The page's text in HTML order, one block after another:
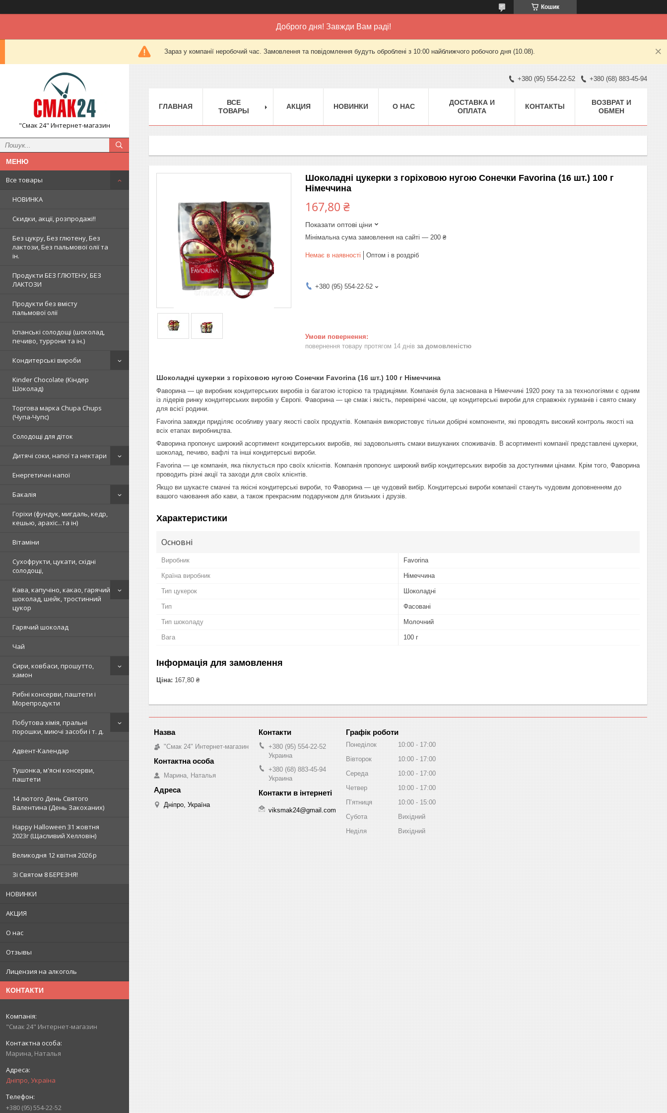
Кошик
Доброго дня! Завжди Вам раді!
Зараз у компанії неробочий час. Замовлення та повідомлення будуть оброблені з 10:00 найближчого робочого дня (10.08).
"Смак 24" Интернет-магазин
Все товары
НОВИНКА
Скидки, акції, розпродажі!!
Без цукру, Без глютену, Без
лактози, Без пальмової олії та
ін.
Продукти БЕЗ ГЛЮТЕНУ, БЕЗ
ЛАКТОЗИ
Продукти без вмісту
пальмової олії
Іспанські солодощі (шоколад,
печиво, туррони та ін.)
Кондитерські вироби
Kinder Chocolate (Кіндер
Шоколад)
Торгова марка Chupa Chups
(Чупа-Чупс)
Солодощі для діток
Дитячі соки, напої та нектари
Енергетичні напої
Бакалія
Горіхи (фундук, мигдаль, кедр,
кешью, арахіс...та ін)
Вітаміни
Сухофрукти, цукати, східні
солодощі,
Кава, капучіно, какао, гарячий
шоколад, шейк, тростинний
цукор
Гарячий шоколад
Чай
Сири, ковбаси, прошутто,
хамон
Рибні консерви, паштети і
Морепродукти
Побутова хімія, пральні
порошки, миючі засоби і т. д.
Адвент-Календар
Тушонка, м'ясні консерви,
паштети
14 лютого День Святого
Валентина (День Закоханих)
Happy Halloween 31 жовтня
2023г (Щасливий Хелловін)
Великодня 12 квітня 2026 р
Зi Святом 8 БЕРЕЗНЯ!
НОВИНКИ
АКЦИЯ
О нас
Отзывы
Лицензия на алкоголь
КОНТАКТИ
"Смак 24" Интернет-магазин
Марина, Наталья
Дніпро, Україна
+380 (95) 554-22-52
+380 (95) 554-22-52 +380 (68) 883-45-94
ГЛАВНАЯ
ВСЕ
ТОВАРЫ
АКЦИЯ НОВИНКИ О НАС
ДОСТАВКА И
ОПЛАТА
КОНТАКТЫ
ВОЗВРАТ И
ОБМЕН
Шоколадні цукерки з горіховою нугою Сонечки Favorina (16 шт.) 100 г
Німеччина
167,80 ₴
Показати оптові ціни
Мінімальна сума замовлення на сайті — 200 ₴
Немає в наявності Оптом і в роздріб
+380 (95) 554-22-52
повернення товару протягом 14 днів за домовленістю
Шоколадні цукерки з горіховою нугою Сонечки Favorina (16 шт.) 100 г Німеччина
Фаворина — це виробник кондитерських виробів із багатою історією та традиціями. Компанія була заснована в Німеччині 1920 року та за технологіями є одним
із лідерів ринку кондитерських виробів у Європі. Фаворина — це смак і якість, перевірені часом, це кондитерські вироби для справжніх гурманів і свято смаку
для всієї родини.
Favorina завжди приділяє особливу увагу якості своїх продуктів. Компанія використовує тільки добірні компоненти, які проводять високий контроль якості на
всіх етапах виробництва.
Фаворина пропонує широкий асортимент кондитерських виробів, які задовольнять смаки вишуканих споживачів. В асортименті компанії представлені цукерки,
шоколад, печиво, вафлі та інші кондитерські вироби.
Favorina — це компанія, яка піклується про своїх клієнтів. Компанія пропонує широкий вибір кондитерських виробів за доступними цінами. Крім того, Фаворина
проводить різні акції та заходи для своїх клієнтів.
Якщо ви шукаєте смачні та якісні кондитерські вироби, то Фаворина — це чудовий вибір. Кондитерські вироби компанії стануть чудовим доповненням до
вашого чаювання або кави, а також прекрасним подарунком для близьких і друзів.
Характеристики
Основні
Виробник Favorina
Країна виробник Німеччина
Тип цукерок Шоколадні
Тип Фасовані
Тип шоколаду Молочний
Вага 100 г
Інформація для замовлення
Ціна: 167,80 ₴
"Смак 24" Интернет-магазин
Марина, Наталья
Дніпро, Україна
+380 (95) 554-22-52
Украина
+380 (68) 883-45-94
Украина
viksmak24@gmail.com
Графік роботи
Понеділок 10:00
17:00
Вівторок
10:00
17:00
Середа
10:00
17:00
Четвер
10:00
17:00
Пʼятниця
10:00
15:00
Субота
Вихідний
Неділя
Вихідний